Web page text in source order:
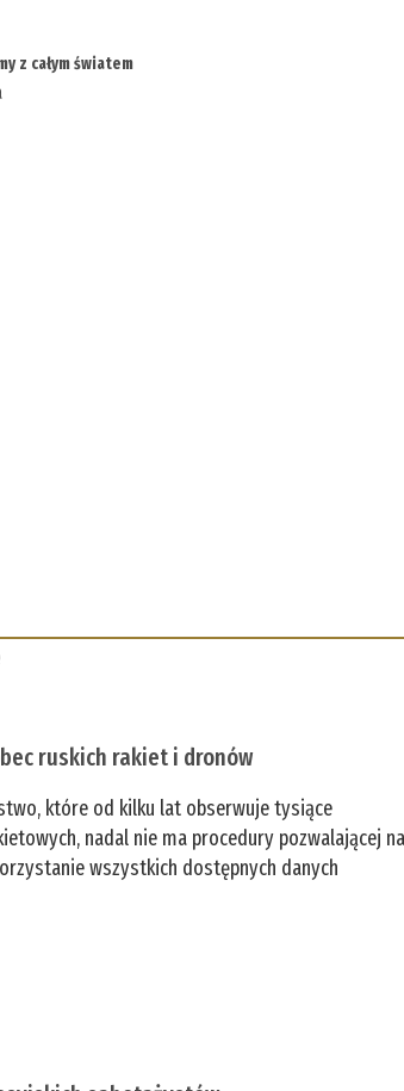
z całym światem
ruskich rakiet i dronów
które od kilku lat obserwuje tysiące
nadal nie ma procedury pozwalającej
wszystkich dostępnych danych